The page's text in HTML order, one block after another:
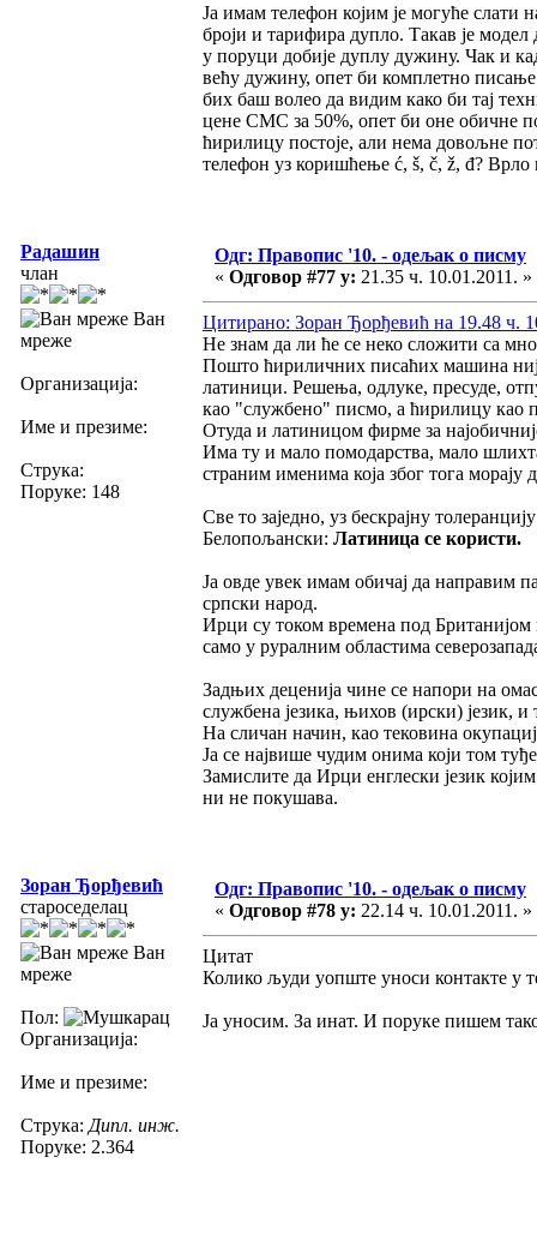
Ја имам телефон којим је могуће слати
броји и тарифира дупло. Такав је
у поруци добије дуплу дужину. Чак и
већу дужину, опет би комплетно
бих баш волео да видим како би тај
цене СМС за 50%, опет би оне обичне
ћирилицу постоје, али нема довољне
телефон уз коришћење ć, š, č, ž, đ? Врло
Радашин
члан
Ван
мреже
Организација:
Име и презиме:
Струка:
Поруке: 148
Одг: Правопис '10. - одељак о писму
« Одговор #77 у: 21.35 ч. 10.01.2011. »
Цитирано: Зоран Ђорђевић на 19.48 ч.
Не знам да ли ће се неко сложити са
Пошто ћириличних писаћих машина
латиници. Решења, одлуке, пресуде,
као "службено" писмо, а ћирилицу као
Отуда и латиницом фирме за
Има ту и мало помодарства, мало
страним именима која због тога
Све то заједно, уз бескрајну
Белопољански: Латиница се користи.
Ја овде увек имам обичај да направим
српски народ.
Ирци су током времена под Британијом
само у руралним областима
Задњих деценија чине се напори на
службена језика, њихов (ирски) језик, и
На сличан начин, као тековина
Ја се највише чудим онима који том
Замислите да Ирци енглески језик
ни не покушава.
Зоран Ђорђевић
староседелац
Ван
мреже
Пол:
Организација:
Име и презиме:
Струка: Дипл. инж.
Поруке: 2.364
Одг: Правопис '10. - одељак о писму
« Одговор #78 у: 22.14 ч. 10.01.2011. »
Цитат
Колико људи уопште уноси контакте у
Ја уносим. За инат. И поруке пишем